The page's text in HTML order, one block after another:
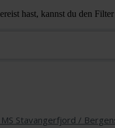
hast, kannst du den